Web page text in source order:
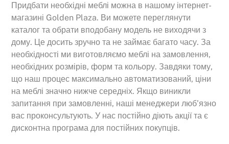
Придбати необхідні меблі можна в нашому інтернет-
магазині Golden Plaza. Ви можете переглянути
каталог та обрати вподобану модель не виходячи з
дому. Це досить зручно та не займає багато часу. За
необхідності ми виготовляємо меблі на замовлення,
необхідних розмірів, форм та кольору. Завдяки тому,
що наш процес максимально автоматизований, ціни
на меблі значно нижче середніх. Якщо виникли
запитання при замовленні, наші менеджери люб’язно
вас проконсультують. У нас постійно діють акції та є
дисконтна програма для постійних покупців.